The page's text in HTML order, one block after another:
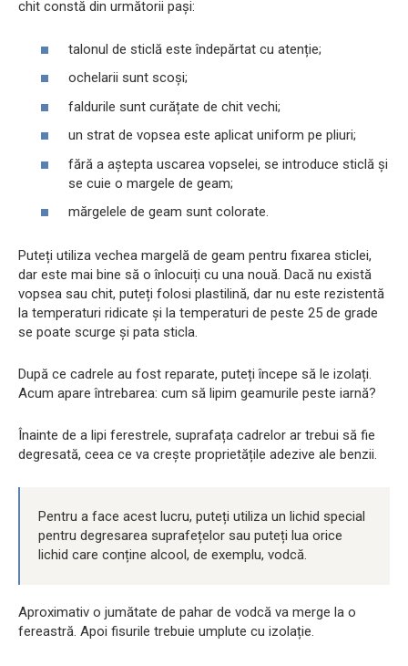
chit constă din următorii pași:
talonul de sticlă este îndepărtat cu atenție;
ochelarii sunt scoși;
faldurile sunt curățate de chit vechi;
un strat de vopsea este aplicat uniform pe pliuri;
fără a aștepta uscarea vopselei, se introduce sticlă și
se cuie o margele de geam;
mărgelele de geam sunt colorate.
Puteți utiliza vechea margelă de geam pentru fixarea sticlei,
dar este mai bine să o înlocuiți cu una nouă. Dacă nu există
vopsea sau chit, puteți folosi plastilină, dar nu este rezistentă
la temperaturi ridicate și la temperaturi de peste 25 de grade
se poate scurge și pata sticla.
După ce cadrele au fost reparate, puteți începe să le izolați.
Acum apare întrebarea: cum să lipim geamurile peste iarnă?
Înainte de a lipi ferestrele, suprafața cadrelor ar trebui să fie
degresată, ceea ce va crește proprietățile adezive ale benzii.
Pentru a face acest lucru, puteți utiliza un lichid special
pentru degresarea suprafețelor sau puteți lua orice
lichid care conține alcool, de exemplu, vodcă.
Aproximativ o jumătate de pahar de vodcă va merge la o
fereastră. Apoi fisurile trebuie umplute cu izolație.